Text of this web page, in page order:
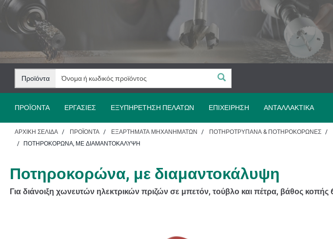
Μετάβαση
περιεχόμενο
Μετάβαση
πλοήγηση
Προϊόντα
ΠΡΟΪΌΝΤΑ ΕΡΓΑΣΊΕΣ ΕΞΥΠΗΡΈΤΗΣΗ ΠΕΛΑΤΏΝ ΕΠΙΧΕΊΡΗΣΗ ΑΝΤΑΛΛΑΚΤΙΚΆ
ΑΡΧΙΚΉ ΣΕΛΊΔΑ ΠΡΟΪΌΝΤΑ ΕΞΑΡΤΉΜΑΤΑ ΜΗΧΑΝΗΜΆΤΩΝ ΠΟΤΗΡΟΤΡΎΠΑΝΑ & ΠΟΤΗΡΟΚΟΡΏΝΕΣ
ΠΟΤΗΡΟΚΟΡΏΝΑ, ΜΕ ΔΙΑΜΑΝΤΟΚΆΛΥΨΗ
Ποτηροκορώνα, με διαμαντοκάλυψη
Για διάνοιξη χωνευτών ηλεκτρικών πριζών σε μπετόν, τούβλο και πέτρα, βάθος κοπής